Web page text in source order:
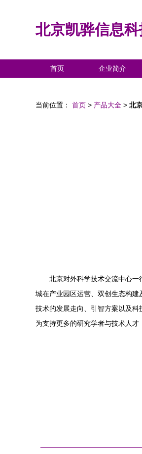
北京凯骅信息科
首页 企业简介
当前位置： 首页 > 产品大全 > 北
北京对外科学技术交流中心
城在产业园区运营、双创生态构
技术的发展走向、引智方案以及
为支持更多的研究学者与技术人才